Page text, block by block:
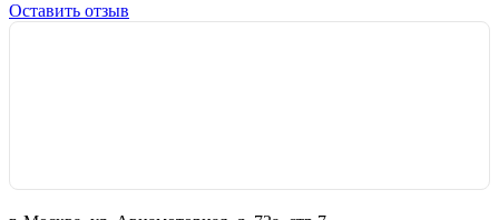
Оставить отзыв